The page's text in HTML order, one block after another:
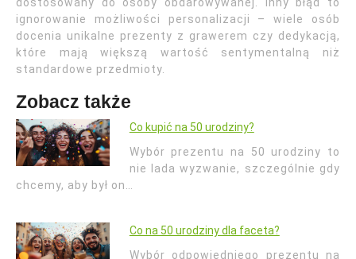
ignorowanie możliwości personalizacji – wiele osób
docenia unikalne prezenty z grawerem czy dedykacją,
które mają większą wartość sentymentalną niż
standardowe przedmioty.
Zobacz także
Co kupić na 50 urodziny?
Wybór prezentu na 50 urodziny to
nie lada wyzwanie, szczególnie gdy
chcemy, aby był on…
Co na 50 urodziny dla faceta?
Wybór odpowiedniego prezentu na